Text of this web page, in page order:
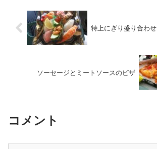
特上にぎり盛り合わせ
ソーセージとミートソースのピザ
コメント